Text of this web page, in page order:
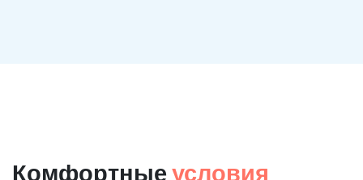
Комфортные условия